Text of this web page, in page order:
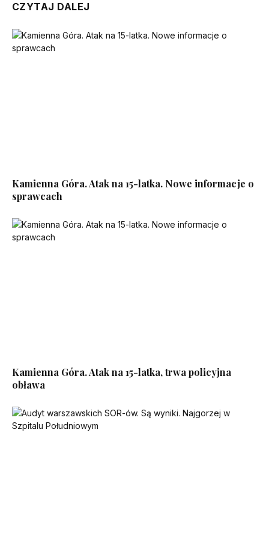
CZYTAJ DALEJ
Kamienna Góra. Atak na 15-latka. Nowe informacje o
sprawcach
Kamienna Góra. Atak na 15-latka, trwa policyjna
obława